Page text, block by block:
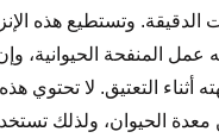
الدقيقة. وتستطيع هذه
عمل المنفحة الحيوانية،
أثناء التعتيق. لا تحتوي
الحيوان، ولذلك